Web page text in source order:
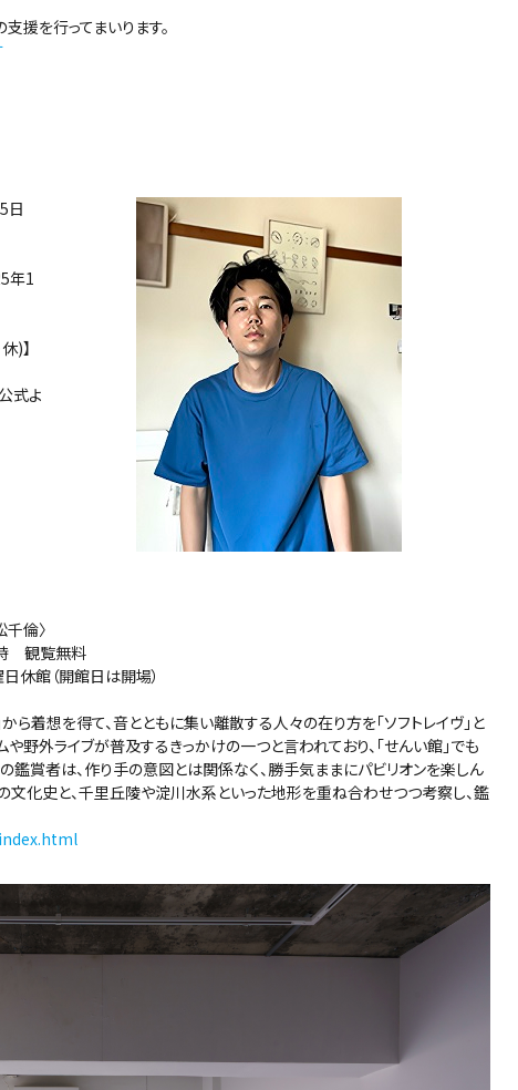
援を行ってまいります。
日
年1
)】
式よ
倫〉
観覧無料
館（開館日は開場）
着想を得て、音とともに集い離散する人々の在り方を「ソフトレイヴ」と
野外ライブが普及するきっかけの一つと言われており、「せんい館」でも
賞者は、作り手の意図とは関係なく、勝手気ままにパビリオンを楽しん
文化史と、千里丘陵や淀川水系といった地形を重ね合わせつつ考察し、鑑